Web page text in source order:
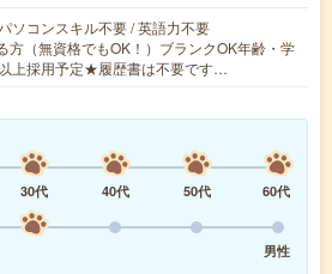
ソコンスキル不要 / 英語力不要
方（無資格でもOK！）ブランクOK年齢・学
上採用予定★履歴書は不要です…
30代 40代 50代
60代
男性